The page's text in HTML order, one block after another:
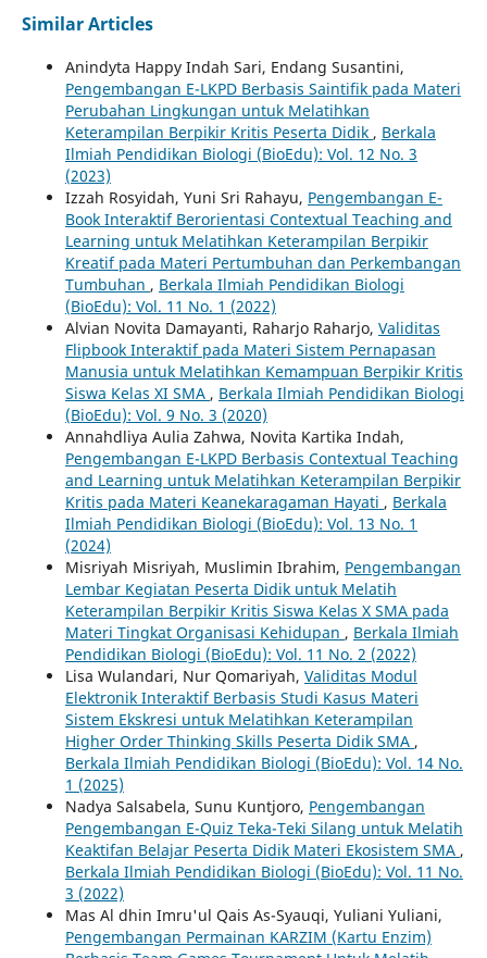
Similar Articles
Anindyta Happy Indah Sari, Endang Susantini,
Pengembangan E-LKPD Berbasis Saintifik pada Materi
Perubahan Lingkungan untuk Melatihkan
Keterampilan Berpikir Kritis Peserta Didik , Berkala
Ilmiah Pendidikan Biologi (BioEdu): Vol. 12 No. 3
(2023)
Izzah Rosyidah, Yuni Sri Rahayu, Pengembangan E-
Book Interaktif Berorientasi Contextual Teaching and
Learning untuk Melatihkan Keterampilan Berpikir
Kreatif pada Materi Pertumbuhan dan Perkembangan
Tumbuhan , Berkala Ilmiah Pendidikan Biologi
(BioEdu): Vol. 11 No. 1 (2022)
Alvian Novita Damayanti, Raharjo Raharjo, Validitas
Flipbook Interaktif pada Materi Sistem Pernapasan
Manusia untuk Melatihkan Kemampuan Berpikir Kritis
Siswa Kelas XI SMA , Berkala Ilmiah Pendidikan Biologi
(BioEdu): Vol. 9 No. 3 (2020)
Annahdliya Aulia Zahwa, Novita Kartika Indah,
Pengembangan E-LKPD Berbasis Contextual Teaching
and Learning untuk Melatihkan Keterampilan Berpikir
Kritis pada Materi Keanekaragaman Hayati , Berkala
Ilmiah Pendidikan Biologi (BioEdu): Vol. 13 No. 1
(2024)
Misriyah Misriyah, Muslimin Ibrahim, Pengembangan
Lembar Kegiatan Peserta Didik untuk Melatih
Keterampilan Berpikir Kritis Siswa Kelas X SMA pada
Materi Tingkat Organisasi Kehidupan , Berkala Ilmiah
Pendidikan Biologi (BioEdu): Vol. 11 No. 2 (2022)
Lisa Wulandari, Nur Qomariyah, Validitas Modul
Elektronik Interaktif Berbasis Studi Kasus Materi
Sistem Ekskresi untuk Melatihkan Keterampilan
Higher Order Thinking Skills Peserta Didik SMA ,
Berkala Ilmiah Pendidikan Biologi (BioEdu): Vol. 14 No.
1 (2025)
Nadya Salsabela, Sunu Kuntjoro, Pengembangan
Pengembangan E-Quiz Teka-Teki Silang untuk Melatih
Keaktifan Belajar Peserta Didik Materi Ekosistem SMA ,
Berkala Ilmiah Pendidikan Biologi (BioEdu): Vol. 11 No.
3 (2022)
Mas Al dhin Imru'ul Qais As-Syauqi, Yuliani Yuliani,
Pengembangan Permainan KARZIM (Kartu Enzim)